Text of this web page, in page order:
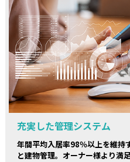
充実した管理システム
年間平均入居率98％以上を維持
と建物管理。オーナー様より満